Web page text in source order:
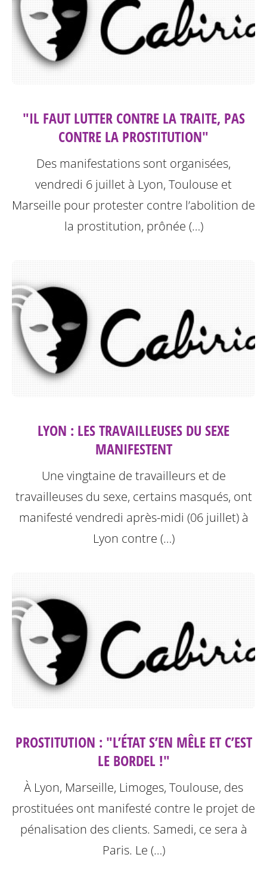
"IL FAUT LUTTER CONTRE LA TRAITE, PAS
CONTRE LA PROSTITUTION"
Des manifestations sont organisées,
vendredi 6 juillet à Lyon, Toulouse et
Marseille pour protester contre l’abolition de
la prostitution, prônée (…)
LYON : LES TRAVAILLEUSES DU SEXE
MANIFESTENT
Une vingtaine de travailleurs et de
travailleuses du sexe, certains masqués, ont
manifesté vendredi après-midi (06 juillet) à
Lyon contre (…)
PROSTITUTION : "L’ÉTAT S’EN MÊLE ET C’EST
LE BORDEL !"
À Lyon, Marseille, Limoges, Toulouse, des
prostituées ont manifesté contre le projet de
pénalisation des clients. Samedi, ce sera à
Paris. Le (…)